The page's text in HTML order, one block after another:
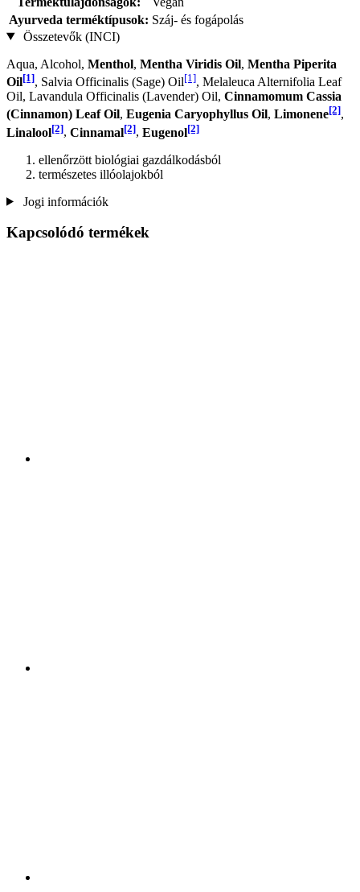
Ayurveda terméktípusok: Száj- és fogápolás
Összetevők (INCI)
Aqua, Alcohol, Menthol, Mentha Viridis Oil, Mentha Piperita
Oil[1], Salvia Officinalis (Sage) Oil[1], Melaleuca Alternifolia Leaf
Oil, Lavandula Officinalis (Lavender) Oil, Cinnamomum Cassia
(Cinnamon) Leaf Oil, Eugenia Caryophyllus Oil, Limonene[2],
Linalool[2], Cinnamal[2], Eugenol[2]
ellenőrzött biológiai gazdálkodásból
természetes illóolajokból
Jogi információk
Kapcsolódó termékek